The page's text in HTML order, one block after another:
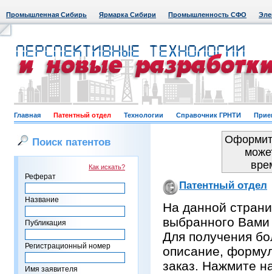
Промышленная Сибирь Ярмарка Сибири Промышленность СФО
Главная Патентный отдел Технологии Справочник ГРНТИ
Поиск патентов
Как искать?
Реферат
Название
Публикация
Регистрационный номер
Имя заявителя
Патентный отдел
На данной
выбранного Вами
Для получения
описание,
заказ. Нажмите